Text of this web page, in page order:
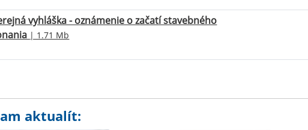
vyhláška - oznámenie o začatí stavebného
| 1.71 Mb
aktualít: